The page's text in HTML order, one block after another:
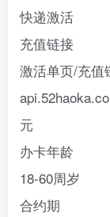
快递激活
充值链接
激活单页/充值
元
办卡年龄
18-60周岁
合约期